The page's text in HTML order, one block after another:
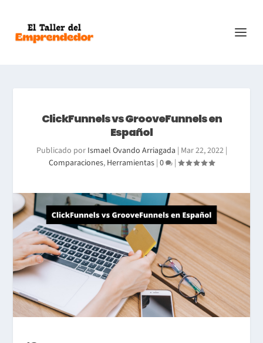
ClickFunnels vs GrooveFunnels en
Español
Publicado por Ismael Ovando Arriagada | Mar 22, 2022|
Comparaciones, Herramientas | 0 |